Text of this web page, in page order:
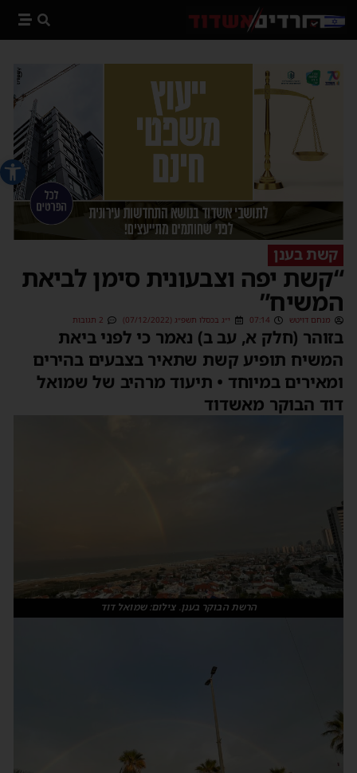
פתח
קשת בענן
“קשת יפה וצבעונית סימן לביאת
המשיח”
מנחם דויטש 07:14 י״ג בכסלו תשפ״ג (07/12/2022) 2 תגובות
בזוהר (חלק א, עב ב) נאמר כי לפני ביאת
המשיח תופיע קשת שתאיר בצבעים בהירים
ומאירים במיוחד • תיעוד מרהיב של שמואל
דוד הבוקר מאשדוד
הרשת הבוקר בענן. צילום: שמואל דוד